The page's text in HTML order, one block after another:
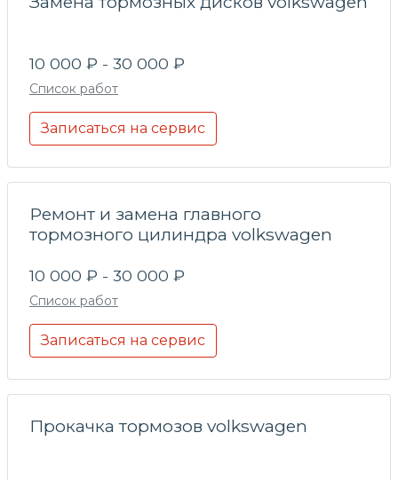
10 000 ₽ - 30 000 ₽
Список работ
Записаться на сервис
Ремонт и замена главного
тормозного цилиндра volkswagen
10 000 ₽ - 30 000 ₽
Список работ
Записаться на сервис
Прокачка тормозов volkswagen